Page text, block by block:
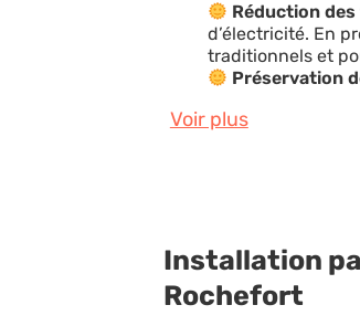
Réduction
d’électricité. En
traditionnels et
Préservation
Voir plus
Installation
Rochefort